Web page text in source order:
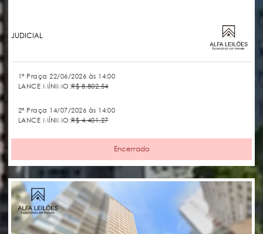
JUDICIAL
1ª Praça 22/06/2026 às 14:00
LANCE MÍNIMO:R$ 8.802,54
2ª Praça 14/07/2026 às 14:00
LANCE MÍNIMO:R$ 4.401,27
Encerrado